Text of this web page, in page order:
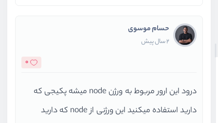
حسام موسوی
2 سال پیش
0
درود این ارور مربوط به ورژن node میشه پکیجی که
دارید استفاده میکنید این ورژنی از node که دارید